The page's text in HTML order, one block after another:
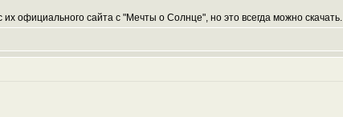
официального сайта с "Мечты о Солнце", но это всегда можно скачать.